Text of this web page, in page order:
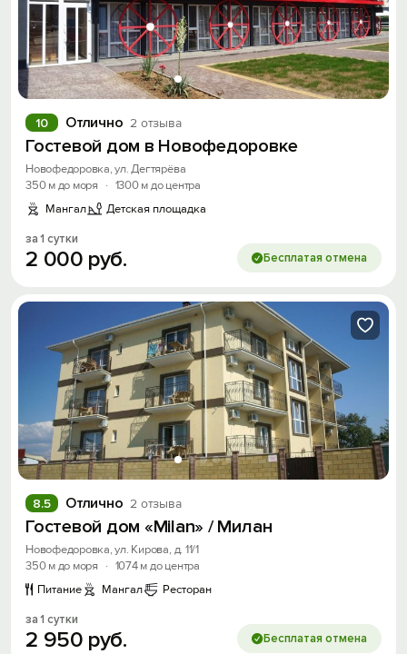
Отлично 2 отзыва
10
Гостевой дом в Новофедоровке
Новофедоровка, ул. Дегтярёва
350 м до моря
· 1300 м до центра
Мангал
Детская площадка
за 1 сутки
2 000 руб. Бесплатая отмена
Отлично 2 отзыва
8.5
Гостевой дом «Milan» / Милан
Новофедоровка, ул. Кирова, д. 11/1
350 м до моря
· 1074 м до центра
Питание
Мангал Ресторан
за 1 сутки
2 950 руб. Бесплатая отмена
Скидка −5%
Хочешь дешевле? Оставь почту и получи
промокод на первое бронирование!
Получить промокод
Вход на сайт
Войти илиЗарегистрироваться
Войти
Войти с помощью